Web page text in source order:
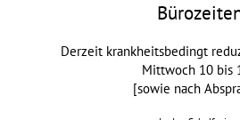
Derzeit krankheitsbedingt
Mittwoch 10 bis
[sowie nach